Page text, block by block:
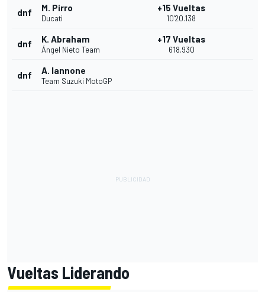
dnf M. Pirro
Ducati
+15 Vueltas
10'20.138
dnf K. Abraham
Ángel Nieto Team
+17 Vueltas
6'18.930
dnf A. Iannone
Team Suzuki MotoGP
Vueltas Liderando